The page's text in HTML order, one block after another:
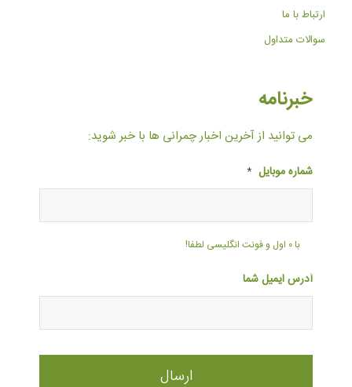
ارتباط با ما
سوالات متداول
خبرنامه
می توانید از آخرین اخبار چمرانی ها با خبر شوید:
شماره موبایل *
با ۰ اول و فونت انگلیسی لطفا!
آدرس ایمیل شما